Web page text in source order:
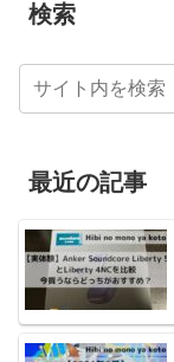
検索
最近の記事